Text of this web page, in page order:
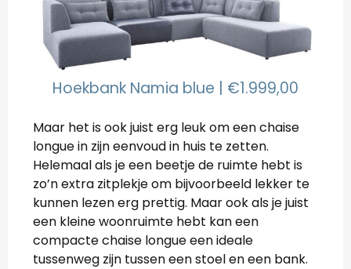
Hoekbank Namia blue | €1.999,00
Maar het is ook juist erg leuk om een chaise
longue in zijn eenvoud in huis te zetten.
Helemaal als je een beetje de ruimte hebt is
zo’n extra zitplekje om bijvoorbeeld lekker te
kunnen lezen erg prettig. Maar ook als je juist
een kleine woonruimte hebt kan een
compacte chaise longue een ideale
tussenweg zijn tussen een stoel en een bank.